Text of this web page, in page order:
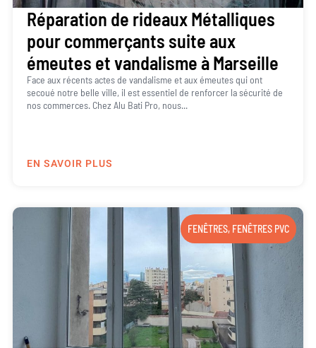
Réparation de rideaux Métalliques
pour commerçants suite aux
émeutes et vandalisme à Marseille
Face aux récents actes de vandalisme et aux émeutes qui ont
secoué notre belle ville, il est essentiel de renforcer la sécurité de
nos commerces. Chez Alu Bati Pro, nous...
EN SAVOIR PLUS
FENÊTRES, FENÊTRES PVC